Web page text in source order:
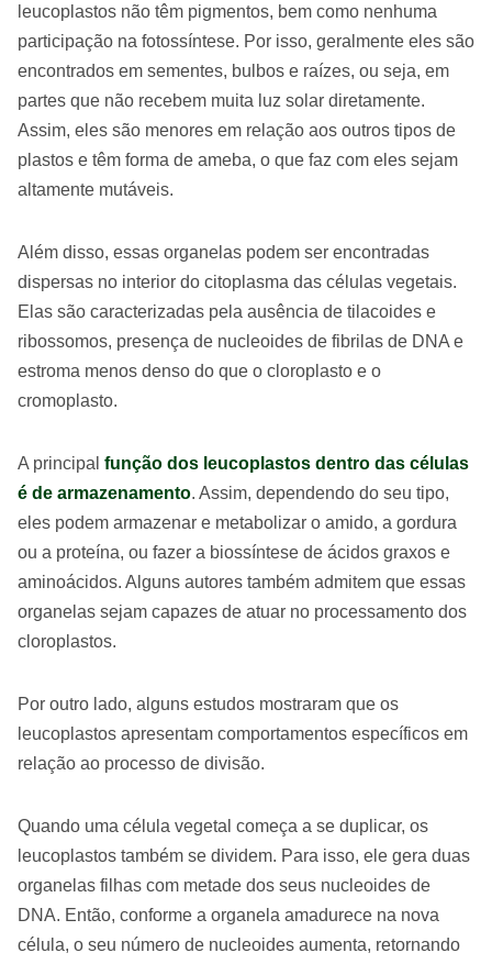
leucoplastos não têm pigmentos, bem como nenhuma
participação na fotossíntese. Por isso, geralmente eles são
encontrados em sementes, bulbos e raízes, ou seja, em
partes que não recebem muita luz solar diretamente.
Assim, eles são menores em relação aos outros tipos de
plastos e têm forma de ameba, o que faz com eles sejam
altamente mutáveis.
Além disso, essas organelas podem ser encontradas
dispersas no interior do citoplasma das células vegetais.
Elas são caracterizadas pela ausência de tilacoides e
ribossomos, presença de nucleoides de fibrilas de DNA e
estroma menos denso do que o cloroplasto e o
cromoplasto.
A principal função dos leucoplastos dentro das células
é de armazenamento. Assim, dependendo do seu tipo,
eles podem armazenar e metabolizar o amido, a gordura
ou a proteína, ou fazer a biossíntese de ácidos graxos e
aminoácidos. Alguns autores também admitem que essas
organelas sejam capazes de atuar no processamento dos
cloroplastos.
Por outro lado, alguns estudos mostraram que os
leucoplastos apresentam comportamentos específicos em
relação ao processo de divisão.
Quando uma célula vegetal começa a se duplicar, os
leucoplastos também se dividem. Para isso, ele gera duas
organelas filhas com metade dos seus nucleoides de
DNA. Então, conforme a organela amadurece na nova
célula, o seu número de nucleoides aumenta, retornando